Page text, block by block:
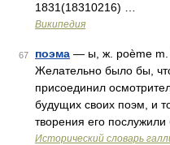
1831(18310216) …
Википедия
67 поэма — ы, ж. poème m.
Желательно было бы,
присоединил
будущих своих поэм, и
творения его
Исторический словарь